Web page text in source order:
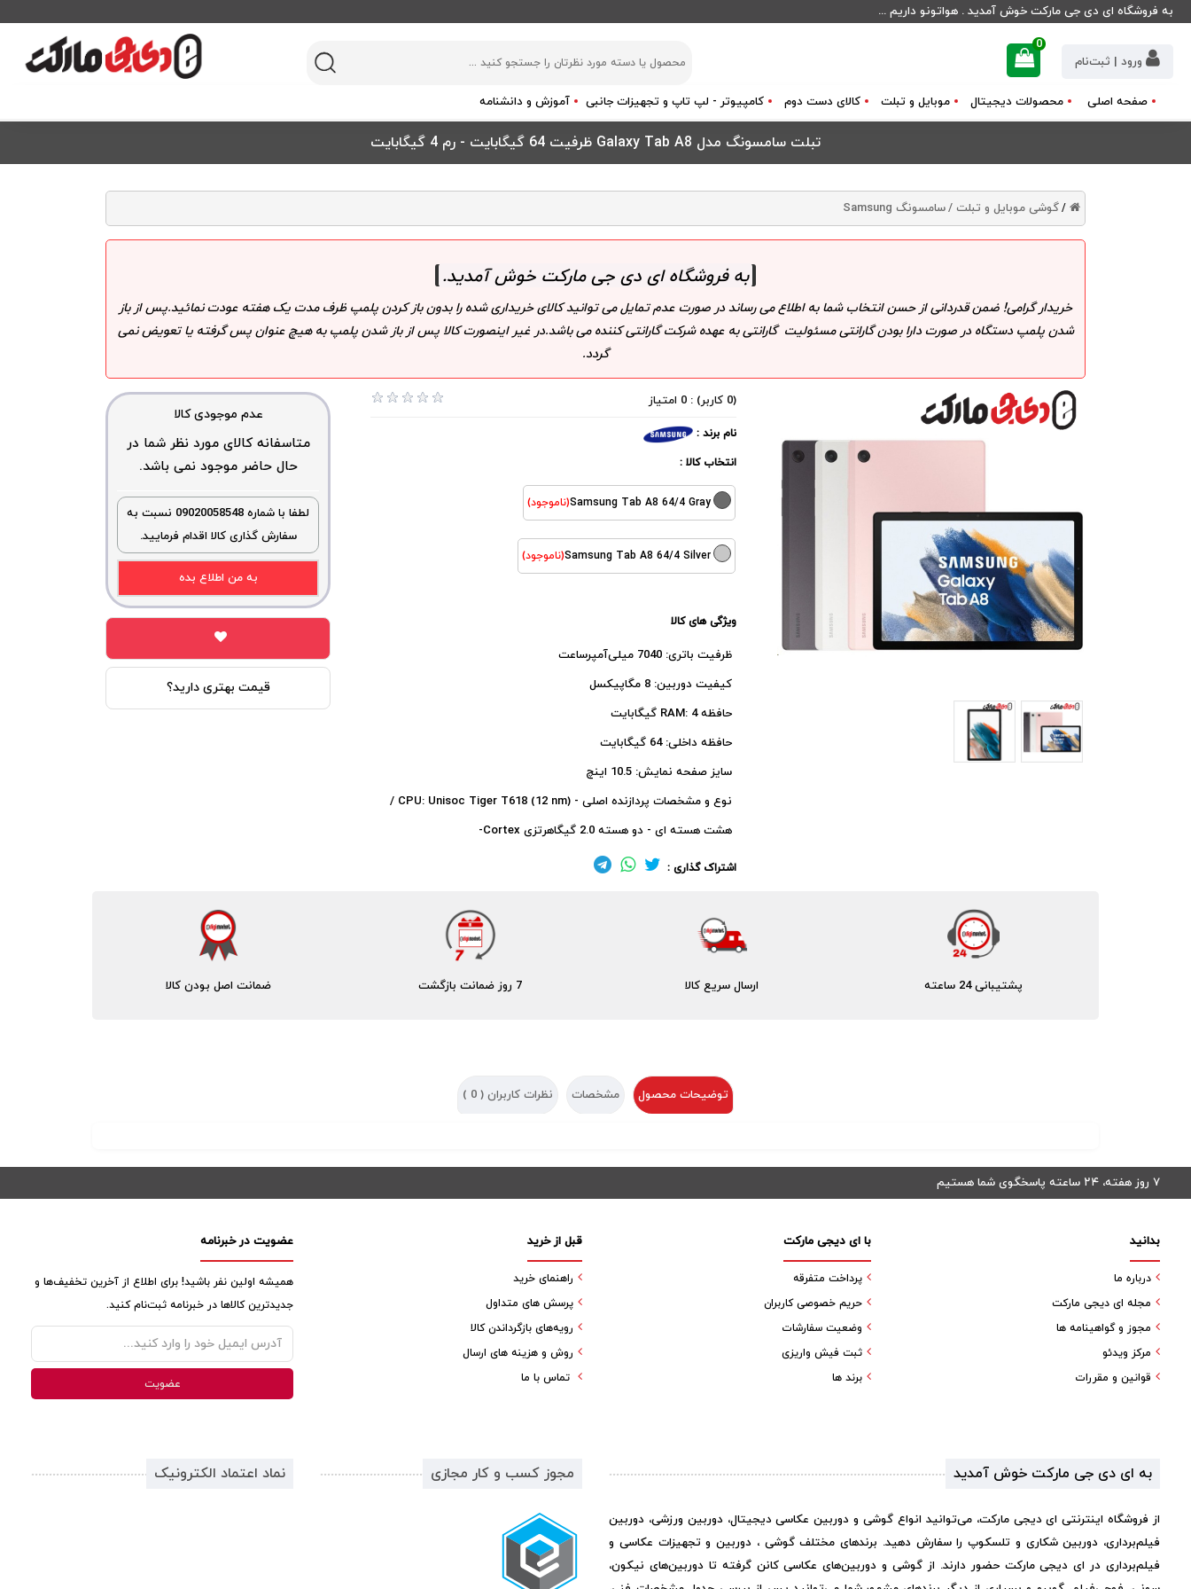
به فروشگاه ای دی جی مارکت خوش آمدید . هواتونو داریم ...
ورود | ثبت‌نام
0
صفحه اصلی محصولات دیجیتال موبایل و تبلت کالای دست دوم کامپیوتر - لپ تاپ و تجهیزات جانبی آموزش و دانشنامه
تبلت سامسونگ مدل Galaxy Tab A8 ظرفیت 64 گیگابایت - رم 4 گیگابایت
/گوشی موبایل و تبلت /سامسونگ Samsung
به فروشگاه ای دی جی مارکت خوش آمدید.
خریدار گرامی! ضمن قدردانی از حسن انتخاب شما به اطلاع می رساند در صورت عدم تمایل می توانید کالای خریداری شده را بدون باز کردن پلمپ ظرف مدت یک هفته عودت نمائید.پس از باز
شدن پلمپ دستگاه در صورت دارا بودن گارانتی مسئولیت گارانتی به عهده شرکت گارانتی کننده می باشد.در غیر اینصورت کالا پس از باز شدن پلمپ به هیچ عنوان پس گرفته یا تعویض نمی
گردد.
(0 کاربر) : 0 امتیاز
نام برند :
انتخاب کالا :
Samsung Tab A8 64/4 Gray(ناموجود)
Samsung Tab A8 64/4 Silver(ناموجود)
ویژگی های کالا
ظرفیت باتری: 7040 میلی‌آمپرساعت
کیفیت دوربین: 8 مگاپیکسل
حافظه RAM: 4 گیگابایت
حافظه داخلی: 64 گیگابایت
سایز صفحه نمایش: 10.5 اینچ
نوع و مشخصات پردازنده اصلی - CPU: Unisoc Tiger T618 (12 nm) /
هشت هسته ای - دو هسته 2.0 گیگاهرتزی Cortex-
اشتراک گذاری :
عدم موجودی کالا
متاسفانه کالای مورد نظر شما در
حال حاضر موجود نمی باشد.
لطفا با شماره 09020058548 نسبت به
سفارش گذاری کالا اقدام فرمایید.
به من اطلاع بده
قیمت بهتری دارید؟
ضمانت اصل بودن کالا 7 روز ضمانت بازگشت ارسال سریع کالا پشتیبانی 24 ساعته
توضیحات محصول مشخصات نظرات کاربران ( 0
)
۷ روز هفته، ۲۴ ساعته پاسخگوی شما هستیم
عضویت در خبرنامه
همیشه اولین نفر باشید! برای اطلاع از آخرین تخفیف‌ها و
جدیدترین کالاها در خبرنامه ثبت‌نام کنید.
قبل از خرید
راهنمای خرید
پرسش های متداول
رویه‌های بازگرداندن کالا
روش و هزینه های ارسال
تماس با ما
با ای دیجی مارکت
پرداخت متفرقه
حریم خصوصی کاربران
وضعیت سفارشات
ثبت فیش واریزی
برند ها
بدانید
درباره ما
مجله ای دیجی مارکت
مجوز و گواهینامه ها
مرکز ویدئو
قوانین و مقررات
به ای دی جی مارکت خوش آمدید
از فروشگاه اینترنتی ای دیجی مارکت، می‌توانید انواع گوشی و دوربین عکاسی دیجیتال، دوربین ورزشی، دوربین
فیلم‌برداری، دوربین شکاری و تلسکوپ را سفارش دهید. برندهای مختلف گوشی ، دوربین و تجهیزات عکاسی و
فیلم‌برداری در ای دیجی مارکت حضور دارند. از گوشی و دوربین‌های عکاسی کانن گرفته تا دوربین‌های نیکون،
مجوز کسب و کار مجازی نماد اعتماد الکترونیک